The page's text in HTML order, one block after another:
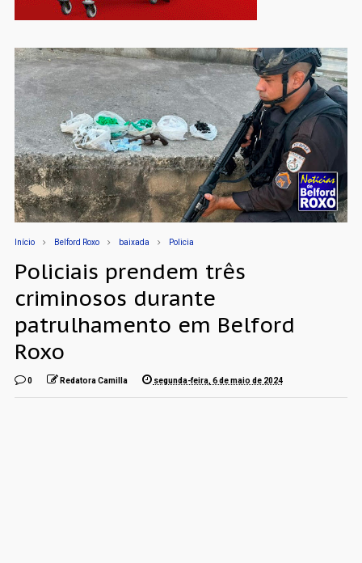
Início Belford Roxo baixada Policia
Policiais prendem três
criminosos durante
patrulhamento em Belford
Roxo
0 Redatora Camilla segunda-feira, 6 de maio de 2024